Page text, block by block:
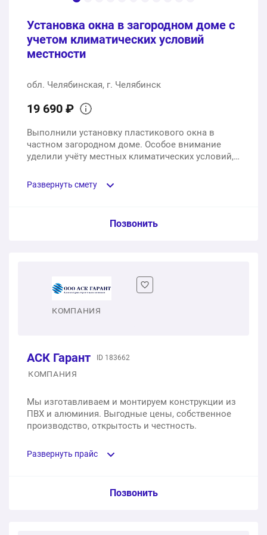
Установка окна в загородном доме с
учетом климатических условий
местности
обл. Челябинская, г. Челябинск
19 690 ₽
Выполнили установку пластикового окна в
частном загородном доме. Особое внимание
уделили учёту местных климатических условий,
использовали усиленные крепления для
надёжности конструкции. Изготовили за 12
Развернуть смету
Пункт сметы / Ед. изм. / Цена
10690 ₽
Установка под ключ
1 шт. 9000 ₽
Позвонить
КОМПАНИЯ
АСК Гарант
ID 183662
КОМПАНИЯ
Мы изготавливаем и монтируем конструкции из
ПВХ и алюминия. Выгодные цены, собственное
производство, открытость и честность.
Развернуть прайс
Услуга из прайс-листа / Ед. изм. / Цена
Позвонить